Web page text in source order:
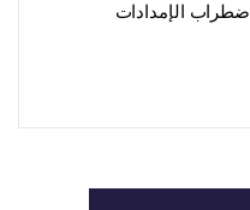
اضطراب الإمدادات